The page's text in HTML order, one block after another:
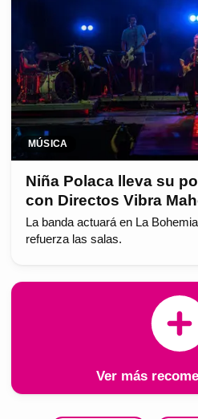
MÚSICA
Niña Polaca lleva su
con Directos Vibra
La banda actuará en La
refuerza las salas.
Ver más